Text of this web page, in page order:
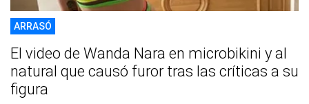
ARRASÓ
El video de Wanda Nara en microbikini y al
natural que causó furor tras las críticas a su
figura